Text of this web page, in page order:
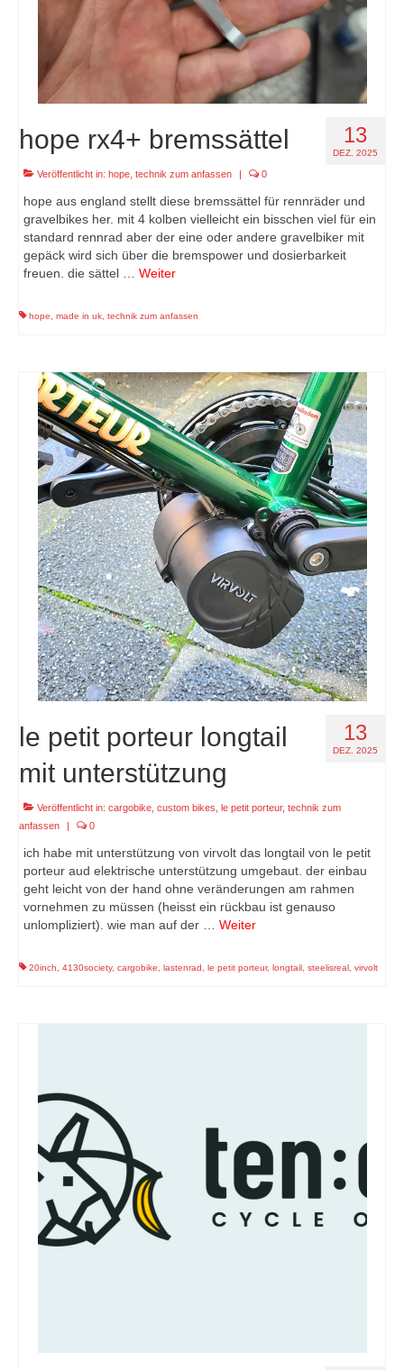
13
DEZ. 2025
hope rx4+ bremssättel
Veröffentlicht in: hope technik zum anfassen | 0
hope aus england stellt diese bremssättel für rennräder und
gravelbikes her. mit 4 kolben vielleicht ein bisschen viel für ein
standard rennrad aber der eine oder andere gravelbiker mit
gepäck wird sich über die bremspower und dosierbarkeit
freuen. die sättel … Weiter
hope made in uk technik zum anfassen
13
DEZ. 2025
le petit porteur longtail
mit unterstützung
Veröffentlicht in: cargobike custom bikes le petit porteur, technik zum
anfassen
| 0
ich habe mit unterstützung von virvolt das longtail von le petit
porteur aud elektrische unterstützung umgebaut. der einbau
geht leicht von der hand ohne veränderungen am rahmen
vornehmen zu müssen (heisst ein rückbau ist genauso
unlompliziert). wie man auf der … Weiter
20inch 4130society, cargobike lastenrad le petit porteur, longtail steelisreal virvolt